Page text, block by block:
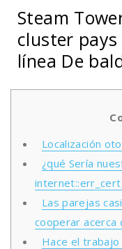
Steam
cluster
línea De
Localización
¿qué Serí­a
Las parejas
cooperar acerca
Hace el